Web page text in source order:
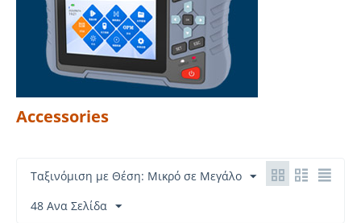
Accessories
Ταξινόμιση με Θέση: Μικρό σε Μεγάλο
48 Ανα Σελίδα